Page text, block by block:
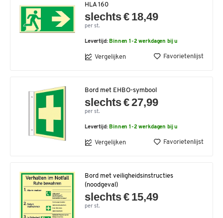
HLA 160
slechts € 18,49
per st.
Levertijd:Binnen 1-2 werkdagen bij u
Vergelijken Favorietenlijst
Bord met EHBO-symbool
slechts € 27,99
per st.
Levertijd:Binnen 1-2 werkdagen bij u
Vergelijken Favorietenlijst
Bord met veiligheidsinstructies
(noodgeval)
slechts € 15,49
per st.